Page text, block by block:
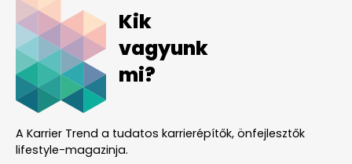
Kik
vagyunk
mi?
A Karrier Trend a tudatos karrierépítők, önfejlesztők
lifestyle-magazinja.